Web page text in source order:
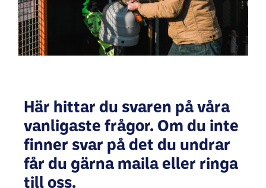
Här hittar du svaren på våra
vanligaste frågor. Om du inte
finner svar på det du undrar
får du gärna maila eller ringa
till oss.